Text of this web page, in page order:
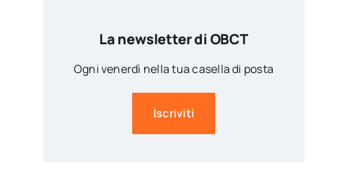
La newsletter di OBCT
Ogni venerdì nella tua casella di posta
Iscriviti